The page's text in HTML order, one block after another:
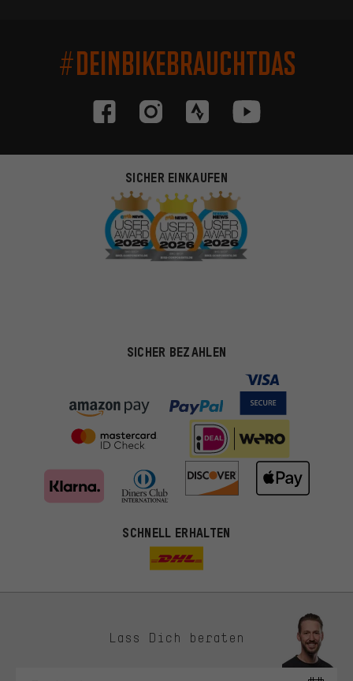
#DEINBIKEBRAUCHTDAS
SICHER EINKAUFEN
SICHER BEZAHLEN
SCHNELL ERHALTEN
Lass Dich beraten